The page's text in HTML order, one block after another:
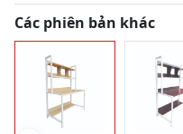
Các phiên bản khác